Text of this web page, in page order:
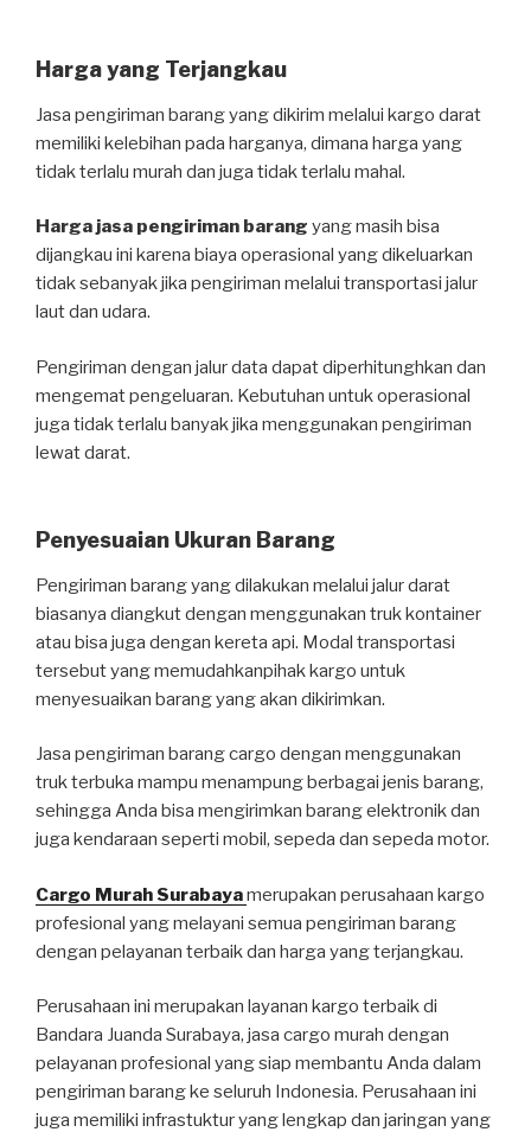
Harga yang Terjangkau
Jasa pengiriman barang yang dikirim melalui kargo darat
memiliki kelebihan pada harganya, dimana harga yang
tidak terlalu murah dan juga tidak terlalu mahal.
Harga jasa pengiriman barang yang masih bisa
dijangkau ini karena biaya operasional yang dikeluarkan
tidak sebanyak jika pengiriman melalui transportasi jalur
laut dan udara.
Pengiriman dengan jalur data dapat diperhitunghkan dan
mengemat pengeluaran. Kebutuhan untuk operasional
juga tidak terlalu banyak jika menggunakan pengiriman
lewat darat.
Penyesuaian Ukuran Barang
Pengiriman barang yang dilakukan melalui jalur darat
biasanya diangkut dengan menggunakan truk kontainer
atau bisa juga dengan kereta api. Modal transportasi
tersebut yang memudahkanpihak kargo untuk
menyesuaikan barang yang akan dikirimkan.
Jasa pengiriman barang cargo dengan menggunakan
truk terbuka mampu menampung berbagai jenis barang,
sehingga Anda bisa mengirimkan barang elektronik dan
juga kendaraan seperti mobil, sepeda dan sepeda motor.
Cargo Murah Surabayamerupakan perusahaan kargo
profesional yang melayani semua pengiriman barang
dengan pelayanan terbaik dan harga yang terjangkau.
Perusahaan ini merupakan layanan kargo terbaik di
Bandara Juanda Surabaya, jasa cargo murah dengan
pelayanan profesional yang siap membantu Anda dalam
pengiriman barang ke seluruh Indonesia. Perusahaan ini
juga memiliki infrastuktur yang lengkap dan jaringan yang